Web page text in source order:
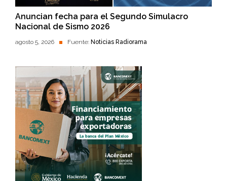
Anuncian fecha para el Segundo Simulacro
Nacional de Sismo 2026
agosto 5, 2026 Fuente: Noticias Radiorama